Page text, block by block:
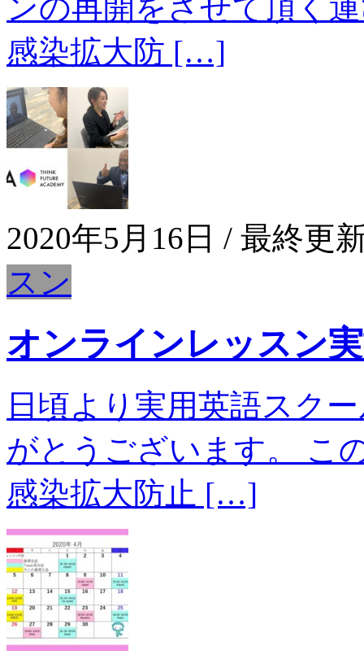
ンの再開をさせて頂く
感染拡大防 […]
2020年5月16日 / 最終更
スン
オンラインレッスン
日頃より実用英語スク
がとうございます。 こ
感染拡大防止 […]